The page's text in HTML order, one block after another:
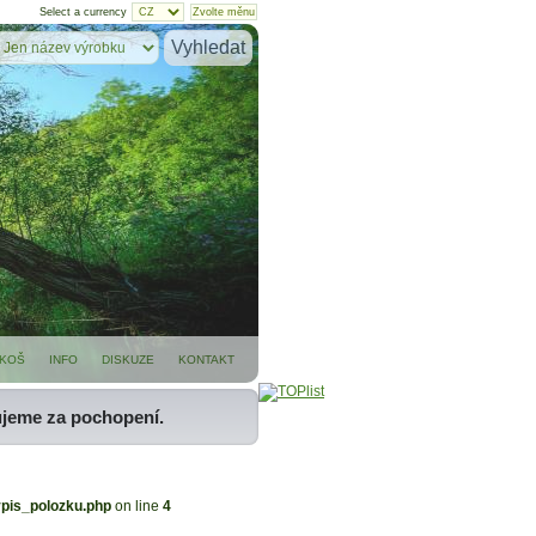
Select a currency
KOŠ INFO DISKUZE KONTAKT
za pochopení.
on line 4